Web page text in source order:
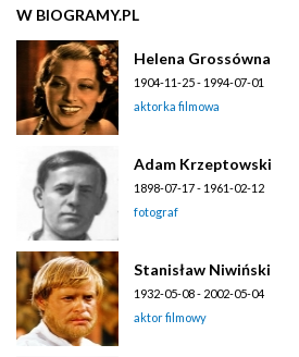
W BIOGRAMY.PL
Helena Grossówna
1904-11-25 - 1994-07-01
aktorka filmowa
Adam Krzeptowski
1898-07-17 - 1961-02-12
fotograf
Stanisław Niwiński
1932-05-08 - 2002-05-04
aktor filmowy